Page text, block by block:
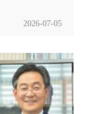
2026-07-05